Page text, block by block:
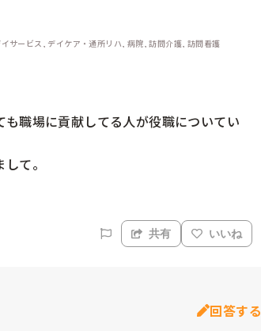
サービス, デイケア・通所リハ, 病院, 訪問介護, 訪問看護
職場に貢献してる人が役職についてい
て。
共有 いいね
回答する